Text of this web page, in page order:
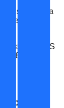
și pentru a
Espace IT
NIS